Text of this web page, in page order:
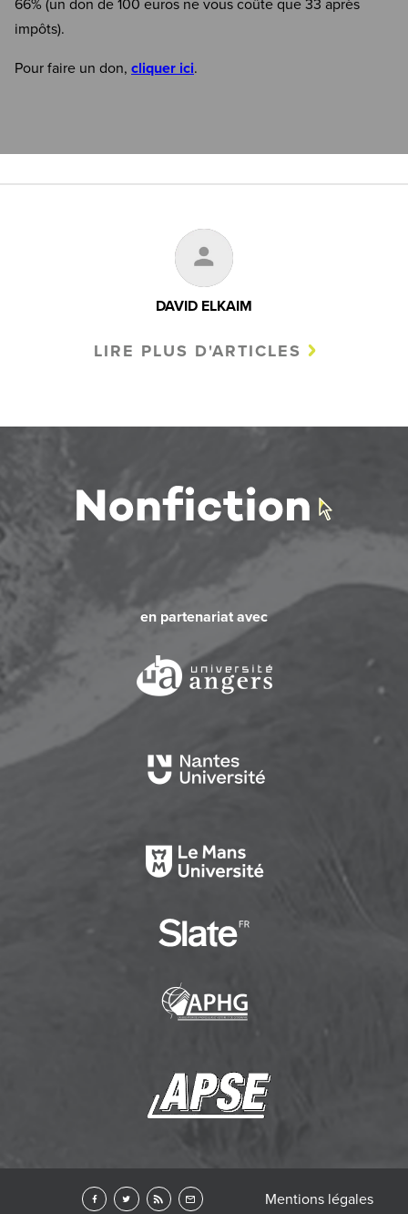
66% (un don de 100 euros ne vous coûte que 33 après
impôts).
Pour faire un don, cliquer ici.
DAVID ELKAIM
LIRE PLUS D'ARTICLES
en partenariat avec
Mentions légales